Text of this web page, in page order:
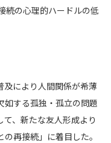
続の心理的ハードルの低
及により人間関係が希薄
如する孤独・孤立の問題
、新たな友人形成より
再接続」に着目した。